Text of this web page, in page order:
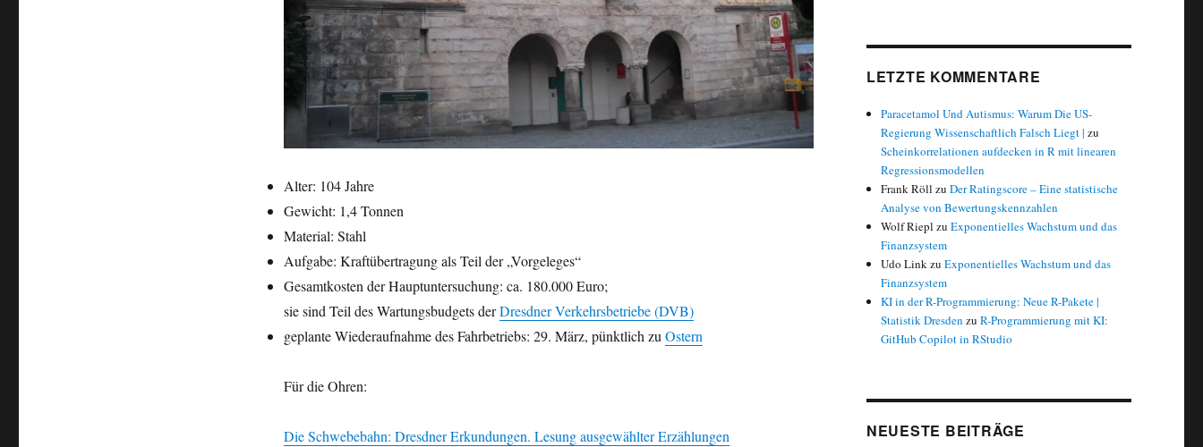
Alter: 104 Jahre
Gewicht: 1,4 Tonnen
Material: Stahl
Aufgabe: Kraftübertragung als Teil der „Vorgeleges“
Gesamtkosten der Hauptuntersuchung: ca. 180.000 Euro;
sie sind Teil des Wartungsbudgets derDresdner Verkehrsbetriebe (DVB)
geplante Wiederaufnahme des Fahrbetriebs: 29. März, pünktlich zuOstern
Für die Ohren:
Die Schwebebahn: Dresdner Erkundungen. Lesung ausgewählter Erzählungen
LETZTE KOMMENTARE
Paracetamol Und Autismus: Warum Die US-
Regierung Wissenschaftlich Falsch Liegt | zu
Scheinkorrelationen aufdecken in R mit linearen
Regressionsmodellen
Frank Röll zuDer Ratingscore – Eine statistische
Analyse von Bewertungskennzahlen
Wolf Riepl zuExponentielles Wachstum und das
Finanzsystem
Udo LinkzuExponentielles Wachstum und das
Finanzsystem
KI in der R-Programmierung: Neue R-Pakete |
Statistik Dresden zuR-Programmierung mit KI:
GitHub Copilot in RStudio
NEUESTE BEITRÄGE